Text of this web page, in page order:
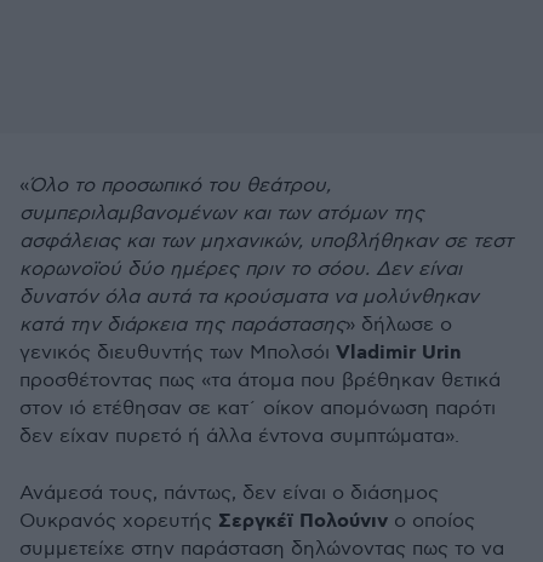
«Όλο το προσωπικό του θεάτρου,
συμπεριλαμβανομένων και των ατόμων της
ασφάλειας και των μηχανικών, υποβλήθηκαν σε τεστ
κορωνοϊού δύο ημέρες πριν το σόου. Δεν είναι
δυνατόν όλα αυτά τα κρούσματα να μολύνθηκαν
κατά την διάρκεια της παράστασης» δήλωσε ο
γενικός διευθυντής των Μπολσόι Vladimir Urin
προσθέτοντας πως «τα άτομα που βρέθηκαν θετικά
στον ιό ετέθησαν σε κατ΄ οίκον απομόνωση παρότι
δεν είχαν πυρετό ή άλλα έντονα συμπτώματα».
Ανάμεσά τους, πάντως, δεν είναι ο διάσημος
Ουκρανός χορευτής Σεργκέϊ Πολούνιν ο οποίος
συμμετείχε στην παράσταση δηλώνοντας πως το να